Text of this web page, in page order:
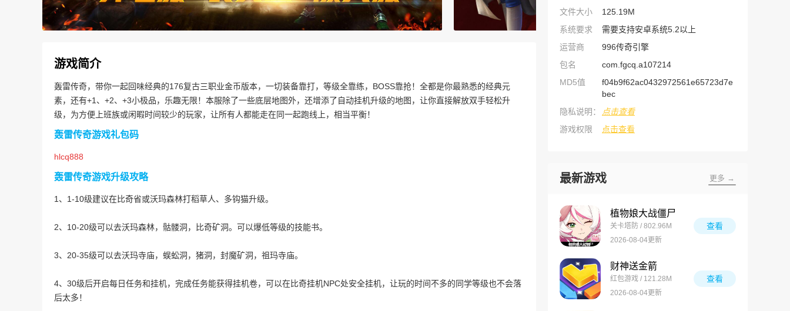
游戏简介
轰雷传奇，带你一起回味经典的176复古三职业金币版本，一切装备靠打，等级全靠练，BOSS靠抢！全都是你最熟悉的经典元
素，还有+1、+2、+3小极品，乐趣无限！本服除了一些底层地图外，还增添了自动挂机升级的地图，让你直接解放双手轻松升
级，为方便上班族或闲暇时间较少的玩家，让所有人都能走在同一起跑线上，相当平衡！
轰雷传奇游戏礼包码
hlcq888
轰雷传奇游戏升级攻略
1、1-10级建议在比奇省或沃玛森林打稻草人、多钩猫升级。
2、10-20级可以去沃玛森林，骷髅洞，比奇矿洞。可以爆低等级的技能书。
3、20-35级可以去沃玛寺庙，蜈蚣洞，猪洞，封魔矿洞，祖玛寺庙。
4、30级后开启每日任务和挂机，完成任务能获得挂机卷，可以在比奇挂机NPC处安全挂机，让玩的时间不多的同学等级也不会落
后太多！
文件大小
125.19M
系统要求
需要支持安卓系统5.2以上
运营商
996传奇引擎
包名
com.fgcq.a107214
MD5值
f04b9f62ac0432972561e65723d7e
bec
隐私说明：
点击查看
游戏权限
点击查看
最新游戏 更多 →
植物娘大战僵尸
关卡塔防 / 802.96M
2026-08-04更新
查看
财神送金箭
红包游戏 / 121.28M
2026-08-04更新
查看